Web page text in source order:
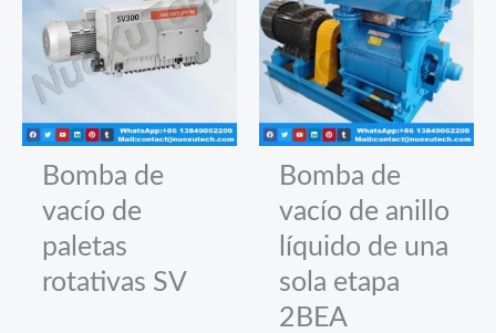
Bomba de
vacío de
paletas
rotativas SV
Bomba de
vacío de anillo
líquido de una
sola etapa
2BEA